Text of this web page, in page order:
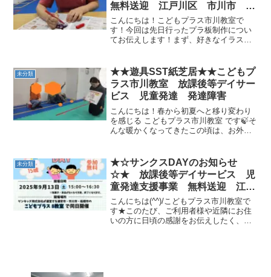
無料送迎 江戸川区 市川市 発
達障がい 運動療育 放デイ 児
発 ADHD 自閉症
こんにちは！こどもプラス市川教室で
す！今回は先日行ったプラ板制作につい
てお伝えします！まず、好きなイラスト
た作品と一緒に記念撮影★ 最後にみんな
がつくった作品は、先生...
未分類
★★遊具SST紙芝居★★こどもプ
ラス市川教室 放課後等デイサー
ビス 児童発達 発達障害
こんにちは！春から初夏へと移り変わり
を感じる こどもプラス市川教室 です🍃そ
んな暖かくなってきたこの頃は、お外に
在、市川教室では遊具の遊び方について
SST紙芝居を...
未分類
★☆サンクスDAYのお知らせ
☆★ 放課後等デイサービス 児
童発達支援事業 無料送迎 江戸
川区 市川市 発達障がい 運動
療育 放デイ 児発 ADHD 自
閉症
こんにちは(^^)/こどもプラス市川教室で
す★このたび、ご利用者様や近隣にお住
いの方に日頃の感謝をお伝えしたく、ゲ